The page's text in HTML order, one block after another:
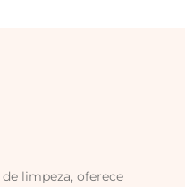
limpeza, oferece